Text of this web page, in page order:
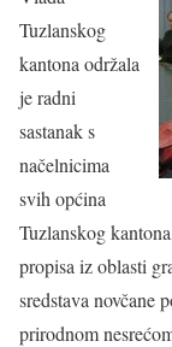
Tuzlanskog
kantona održala
je radni
sastanak s
načelnicima
svih općina
Tuzlanskog
propisa iz oblasti
sredstava novčane
prirodnom